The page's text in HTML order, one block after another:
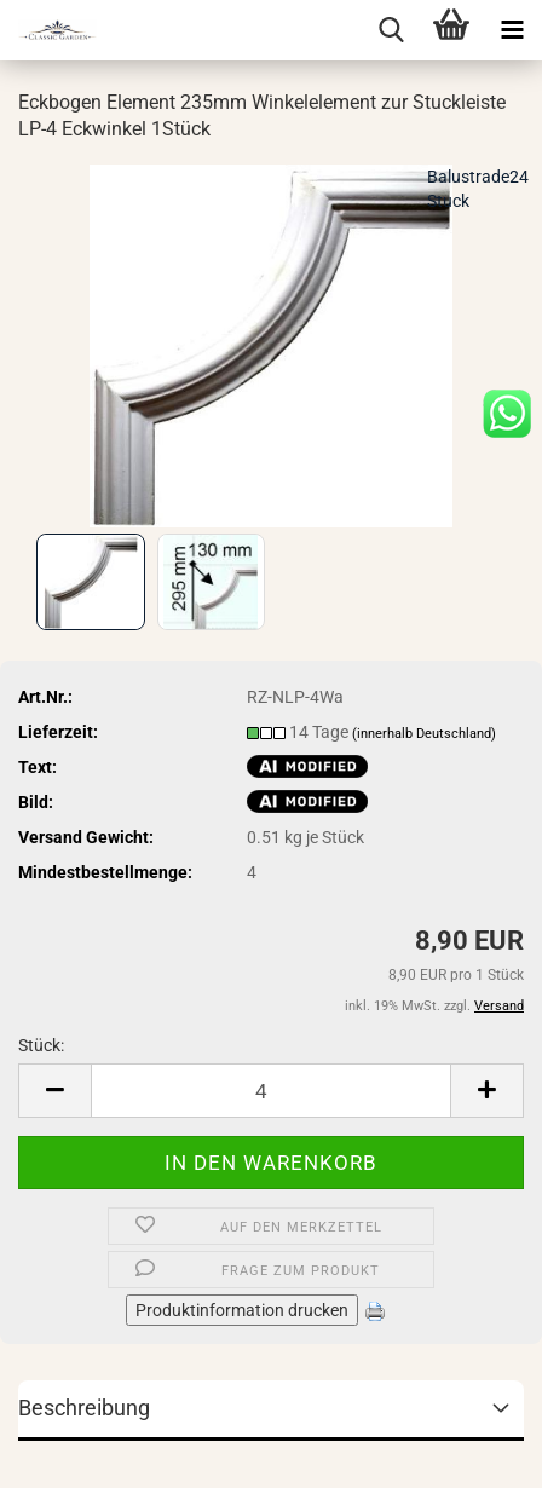
Eck­bo­gen Ele­ment 235mm Win­kel­ele­ment zur Stuck­leis­te
LP-4 Eck­win­kel 1Stück
Balustrade24
Stuck
Art.Nr.:
RZ-NLP-4Wa
Lieferzeit:
14 Tage(innerhalb Deutschland)
Text:
Bild:
Versand Gewicht:
0.51 kg je Stück
Mindestbestellmenge:
4
8,90 EUR
8,90 EUR pro 1 Stück
inkl. 19% MwSt. zzgl. Versand
Stück:
AUF DEN MERKZETTEL
FRAGE ZUM PRODUKT
Produktinformation drucken
Beschreibung